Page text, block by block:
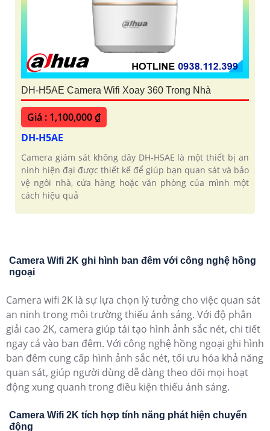
DH-H5AE Camera Wifi Xoay 360 Trong Nhà
Giá : 1,100,000 ₫
DH-H5AE
Camera giám sát không dây DH-H5AE là một thiết bị an
ninh hiện đại được thiết kế để giúp bạn quan sát và bảo
vệ ngôi nhà, cửa hàng hoặc văn phòng của mình một
cách hiệu quả
Camera Wifi 2K ghi hình ban đêm với công nghệ hồng
ngoại
Camera wifi 2K là sự lựa chọn lý tưởng cho việc quan sát
an ninh trong môi trường thiếu ánh sáng. Với độ phân
giải cao 2K, camera giúp tái tạo hình ảnh sắc nét, chi tiết
ngay cả vào ban đêm. Với công nghệ hồng ngoại ghi hình
ban đêm cung cấp hình ảnh sắc nét, tối ưu hóa khả năng
quan sát, giúp người dùng dễ dàng theo dõi mọi hoạt
động xung quanh trong điều kiện thiếu ánh sáng.
Camera Wifi 2K tích hợp tính năng phát hiện chuyển
động